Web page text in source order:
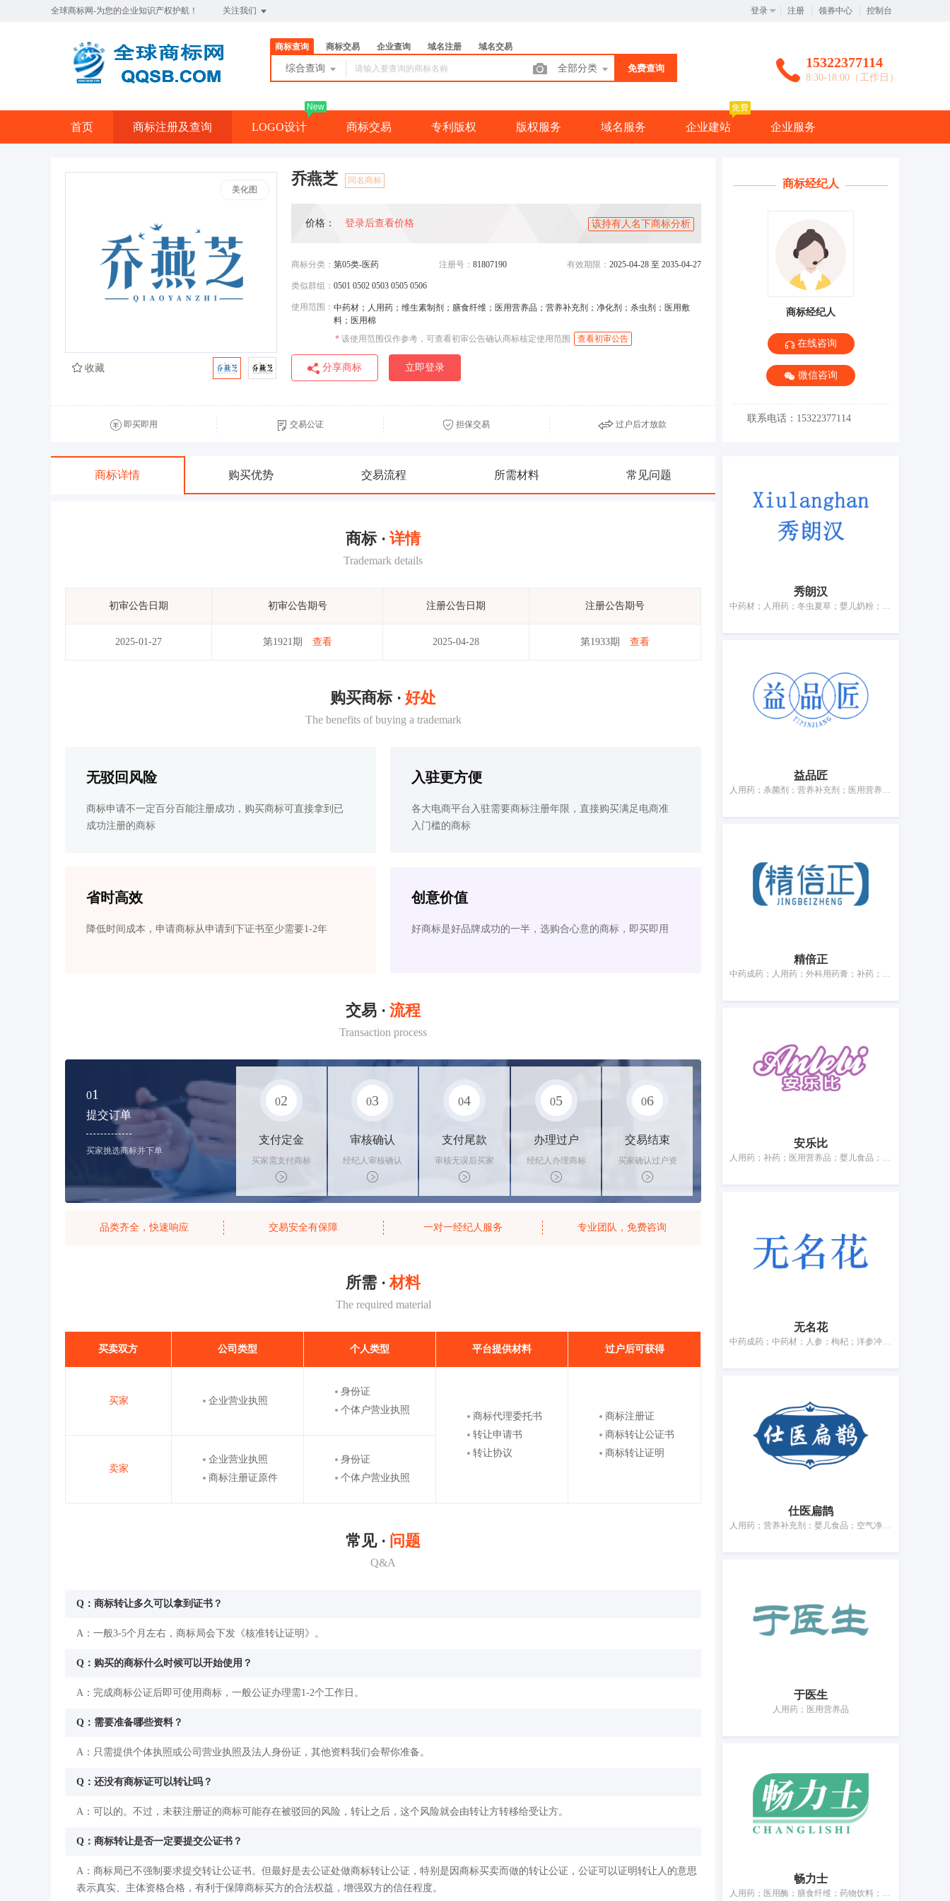
全球商标网-为您的企业知识产权护航！ 关注我们 登录 注册 领券中心 控制台
商标查询 商标交易 企业查询 域名注册 域名交易
综合查询 全部分类 免费查询 15322377114
8:30-18:00（工作日）
首页 商标注册及查询 LOGO设计
New
商标交易 专利版权 版权服务 域名服务 企业建站
免费
企业服务
美化图
乔燕芝 同名商标
价格： 登录后查看价格 该持有人名下商标分析
商标分类： 第05类-医药 注册号： 81807190 有效期限： 2025-04-28 至 2035-04-27
类似群组： 0501 0502 0503 0505 0506
使用范围： 中药材；人用药；维生素制剂；膳食纤维；医用营养品；营养补充剂；净化剂；杀虫剂；医用敷
料；医用棉
* 该使用范围仅作参考，可查看初审公告确认商标核定使用范围 查看初审公告
分享商标 立即登录
收藏
即买即用 交易公证 担保交易 过户后才放款
商标详情 购买优势 交易流程 所需材料 常见问题
商标 · 详情
Trademark details
初审公告日期 初审公告期号 注册公告日期 注册公告期号
2025-01-27 第1921期 查看 2025-04-28 第1933期 查看
购买商标 · 好处
The benefits of buying a trademark
无驳回风险
商标申请不一定百分百能注册成功，购买商标可直接拿到已
成功注册的商标
入驻更方便
各大电商平台入驻需要商标注册年限，直接购买满足电商准
入门槛的商标
省时高效
降低时间成本，申请商标从申请到下证书至少需要1-2年
创意价值
好商标是好品牌成功的一半，选购合心意的商标，即买即用
交易 · 流程
Transaction process
01
提交订单
买家挑选商标并下单
02
支付定金
买家需支付商标
标价的10%的购
买订金
03
审核确认
经纪人审核确认
商标状态
04
支付尾款
审核无误后买家
支付尾款，卖家
办理相关手续
05
办理过户
经纪人办理商标
转让手续，交付
相关证书
06
交易结束
买家确认过户资
料后，平台解冻
资金支付卖家
品类齐全，快速响应 交易安全有保障 一对一经纪人服务 专业团队，免费咨询
所需 · 材料
The required material
买卖双方 公司类型 个人类型 平台提供材料 过户后可获得
买家 企业营业执照
身份证
个体户营业执照
商标代理委托书
转让申请书
转让协议
商标注册证
商标转让公证书
商标转让证明
卖家
企业营业执照
商标注册证原件
身份证
个体户营业执照
常见 · 问题
Q&A
Q：商标转让多久可以拿到证书？
A：一般3-5个月左右，商标局会下发《核准转让证明》。
Q：购买的商标什么时候可以开始使用？
A：完成商标公证后即可使用商标，一般公证办理需1-2个工作日。
Q：需要准备哪些资料？
A：只需提供个体执照或公司营业执照及法人身份证，其他资料我们会帮你准备。
Q：还没有商标证可以转让吗？
A：可以的。不过，未获注册证的商标可能存在被驳回的风险，转让之后，这个风险就会由转让方转移给受让方。
Q：商标转让是否一定要提交公证书？
A：商标局已不强制要求提交转让公证书。但最好是去公证处做商标转让公证，特别是因商标买卖而做的转让公证，公证可以证明转让人的意思
表示真实、主体资格合格，有利于保障商标买方的合法权益，增强双方的信任程度。
商标经纪人
商标经纪人
在线咨询
微信咨询
联系电话：15322377114
秀朗汉
中药材；人用药；冬虫夏草；婴儿奶粉；净化剂；兽医用药；消灭有害动物制剂；婴儿尿布；牙填料；宠物尿布
益品匠
人用药；杀菌剂；营养补充剂；医用营养品；净化剂；兽医用药；灭微生物剂；医用眼罩；卫生护垫；消毒湿巾
精倍正
中药成药；人用药；外科用药膏；补药；医用营养品；兽医用药；驱虫用香；卫生巾；婴儿尿裤；宠物尿布
安乐比
人用药；补药；医用营养品；婴儿食品；动物用膳食补充剂；消灭有害动物制剂；卫生巾；婴儿尿布；牙用研磨剂
无名花
中药成药；中药材；人参；枸杞；洋参冲剂；药茶；药酒；蜂王精；医用营养饮料；营养补充剂
仕医扁鹊
人用药；营养补充剂；婴儿食品；空气净化制剂；兽医用药；杀虫剂；医用敷料；卫生护垫；牙用光洁剂；宠物尿布
于医生
人用药；医用营养品
畅力士
人用药；医用酶；膳食纤维；药物饮料；药用酵素；营养补充剂；酵母膳食补充剂；中药袋；消毒纸巾